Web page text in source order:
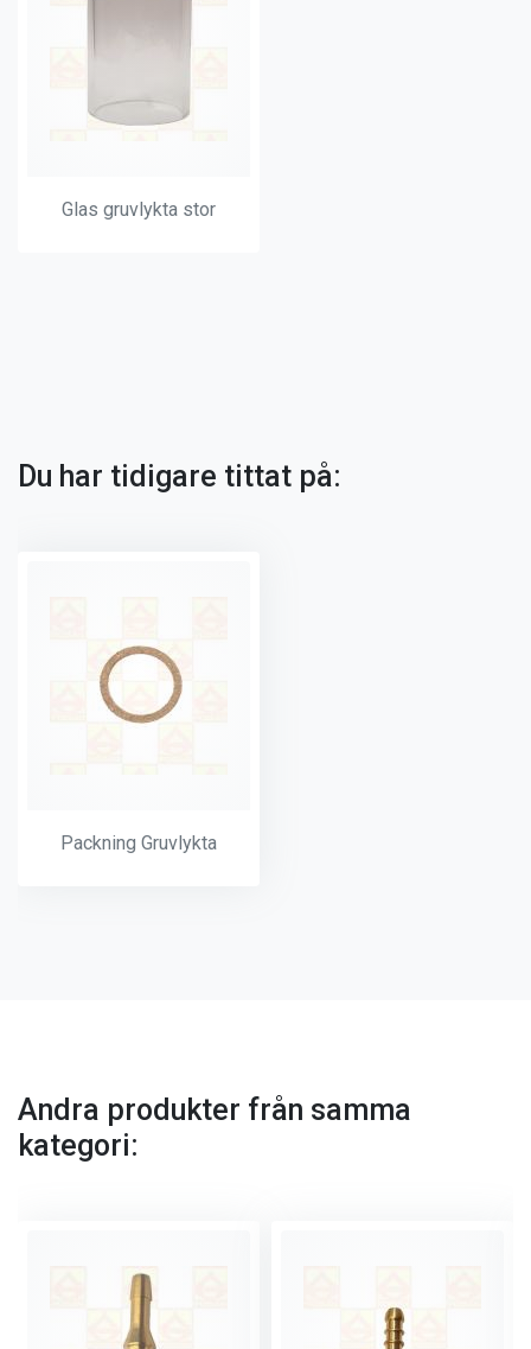
Glas gruvlykta stor
Du har tidigare tittat på:
Packning Gruvlykta
Andra produkter från samma
kategori: